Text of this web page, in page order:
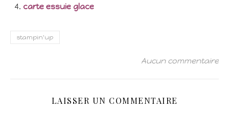
carte essuie glace
stampin'up
Aucun commentaire
LAISSER UN COMMENTAIRE